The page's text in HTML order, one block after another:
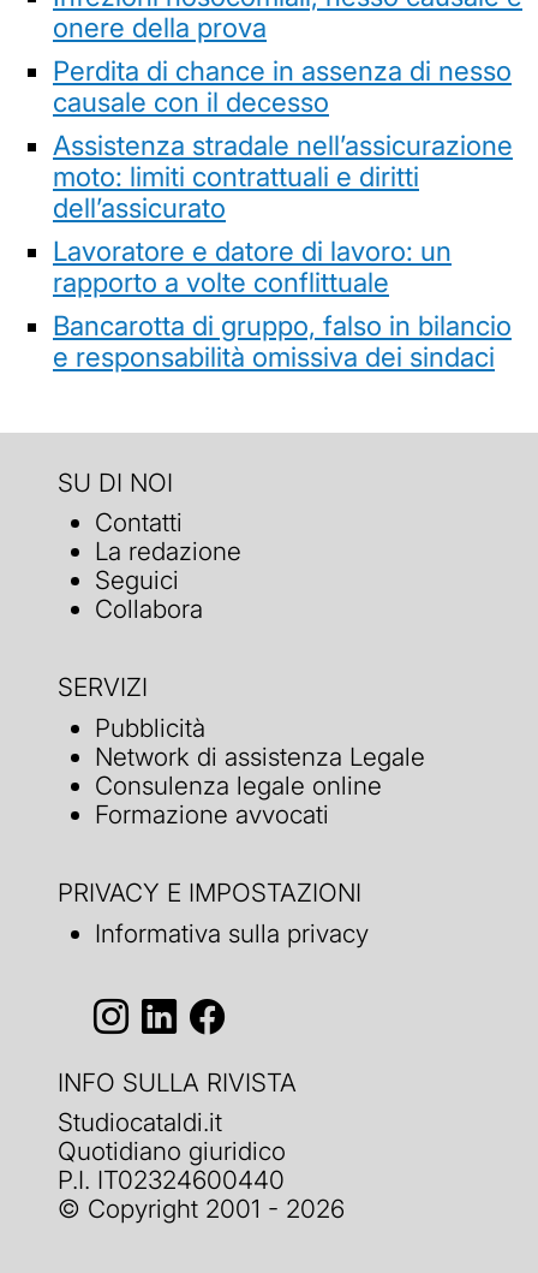
onere della prova
Perdita di chance in assenza di nesso
causale con il decesso
Assistenza stradale nell’assicurazione
moto: limiti contrattuali e diritti
dell’assicurato
Lavoratore e datore di lavoro: un
rapporto a volte conflittuale
Bancarotta di gruppo, falso in bilancio
e responsabilità omissiva dei sindaci
SU DI NOI
Contatti
La redazione
Seguici
Collabora
SERVIZI
Pubblicità
Network di assistenza Legale
Consulenza legale online
Formazione avvocati
PRIVACY E IMPOSTAZIONI
Informativa sulla privacy
INFO SULLA RIVISTA
Studiocataldi.it
Quotidiano giuridico
P.I. IT02324600440
© Copyright 2001 - 2026